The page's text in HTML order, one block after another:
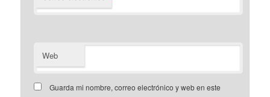
Web
Guarda mi nombre, correo electrónico y web en este